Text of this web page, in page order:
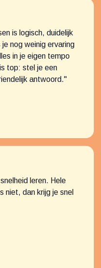
is logisch, duidelijk
nog weinig ervaring
in je eigen tempo
top: stel je een
antwoord."
leren. Hele
niet, dan krijg je snel